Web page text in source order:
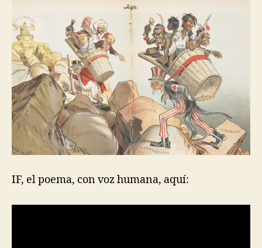
IF, el poema, con voz humana, aquí: